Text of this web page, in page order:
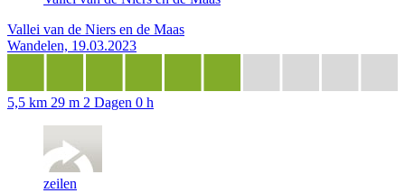
Vallei van de Niers en de Maas
Wandelen, 19.03.2023
5,5 km 29 m 2 Dagen 0 h
zeilen